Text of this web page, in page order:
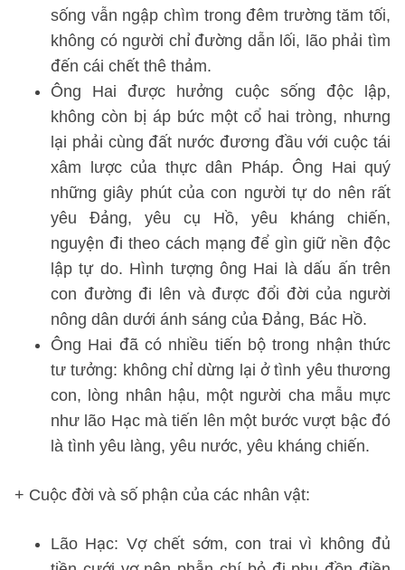
sống vẫn ngập chìm trong đêm trường tăm tối,
không có người chỉ đường dẫn lối, lão phải tìm
đến cái chết thê thảm.
Ông Hai được hưởng cuộc sống độc lập,
không còn bị áp bức một cổ hai tròng, nhưng
lại phải cùng đất nước đương đầu với cuộc tái
xâm lược của thực dân Pháp. Ông Hai quý
những giây phút của con người tự do nên rất
yêu Đảng, yêu cụ Hồ, yêu kháng chiến,
nguyện đi theo cách mạng để gìn giữ nền độc
lập tự do. Hình tượng ông Hai là dấu ấn trên
con đường đi lên và được đổi đời của người
nông dân dưới ánh sáng của Đảng, Bác Hồ.
Ông Hai đã có nhiều tiến bộ trong nhận thức
tư tưởng: không chỉ dừng lại ở tình yêu thương
con, lòng nhân hậu, một người cha mẫu mực
như lão Hạc mà tiến lên một bước vượt bậc đó
là tình yêu làng, yêu nước, yêu kháng chiến.
+ Cuộc đời và số phận của các nhân vật:
Lão Hạc: Vợ chết sớm, con trai vì không đủ